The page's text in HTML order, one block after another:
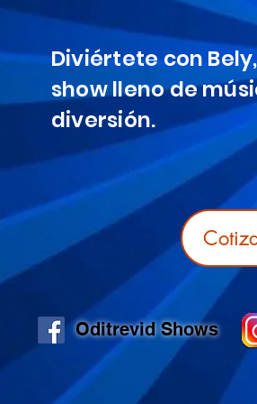
Diviértete con
show lleno de
diversión.
Oditrevid Shows